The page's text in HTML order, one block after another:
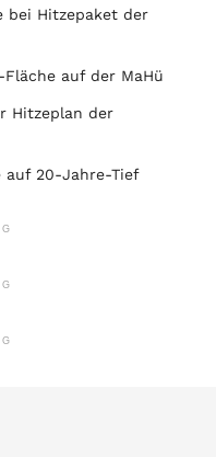
bei Hitzepaket der
auf der MaHü
Hitzeplan der
auf 20-Jahre-Tief